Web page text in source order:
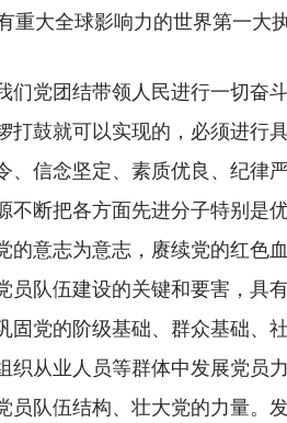
重大全球影响力的世界第一大
党团结带领人民进行一切奋
打鼓就可以实现的，必须进行
、信念坚定、素质优良、纪律
不断把各方面先进分子特别是
的意志为意志，赓续党的红
员队伍建设的关键和要害，具
固党的阶级基础、群众基础
织从业人员等群体中发展党员
员队伍结构、壮大党的力量。